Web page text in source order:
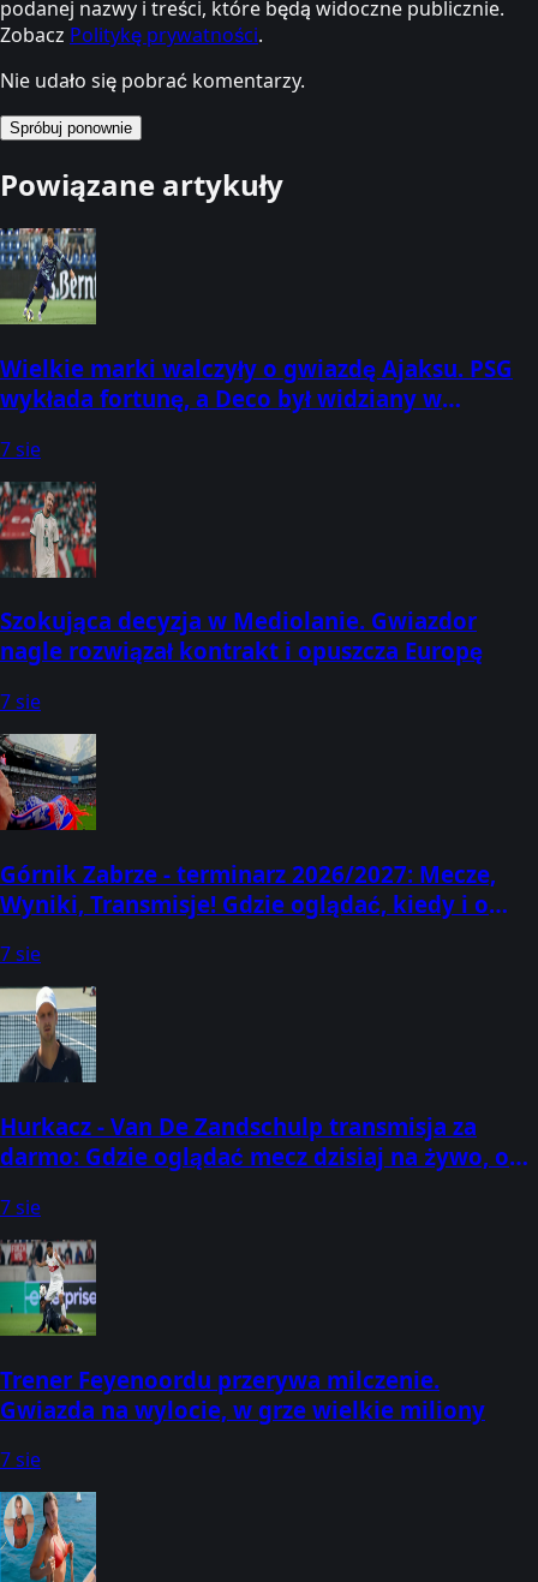
podanej nazwy i treści, które będą widoczne publicznie.
Zobacz Politykę prywatności.
Nie udało się pobrać komentarzy.
Spróbuj ponownie
Powiązane artykuły
Wielkie marki walczyły o gwiazdę Ajaksu. PSG
wykłada fortunę, a Deco był widziany w
7 sie
Szokująca decyzja w Mediolanie. Gwiazdor
nagle rozwiązał kontrakt i opuszcza Europę
7 sie
Górnik Zabrze - terminarz 2026/2027: Mecze,
Wyniki, Transmisje! Gdzie oglądać, kiedy i o
7 sie
Hurkacz - Van De Zandschulp transmisja za
darmo: Gdzie oglądać mecz dzisiaj na żywo, o
7 sie
Trener Feyenoordu przerywa milczenie.
Gwiazda na wylocie, w grze wielkie miliony
7 sie